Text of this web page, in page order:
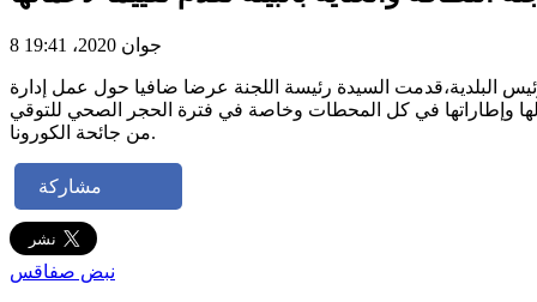
8 جوان 2020، 19:41
البلدية،قدمت السيدة رئيسة اللجنة عرضا ضافيا حول عمل إدارة
وإطاراتها في كل المحطات وخاصة في فترة الحجر الصحي للتوقي
من جائحة الكورونا.
مشاركة
نبض صفاقس